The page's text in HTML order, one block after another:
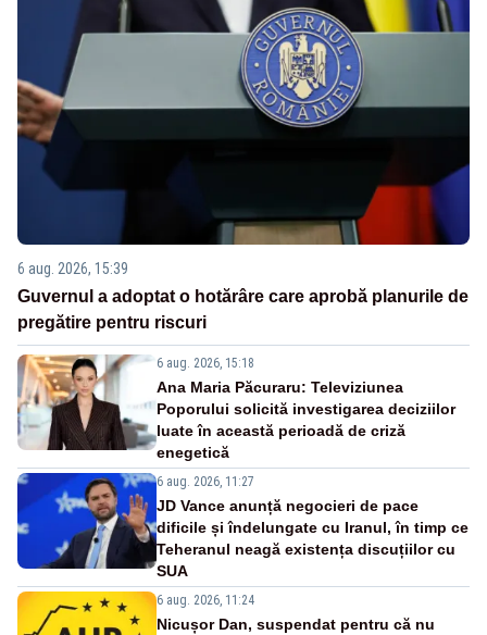
6 aug. 2026, 15:39
Guvernul a adoptat o hotărâre care aprobă planurile de
pregătire pentru riscuri
6 aug. 2026, 15:18
Ana Maria Păcuraru: Televiziunea
Poporului solicită investigarea deciziilor
luate în această perioadă de criză
enegetică
6 aug. 2026, 11:27
JD Vance anunță negocieri de pace
dificile și îndelungate cu Iranul, în timp ce
Teheranul neagă existența discuțiilor cu
SUA
6 aug. 2026, 11:24
Nicușor Dan, suspendat pentru că nu